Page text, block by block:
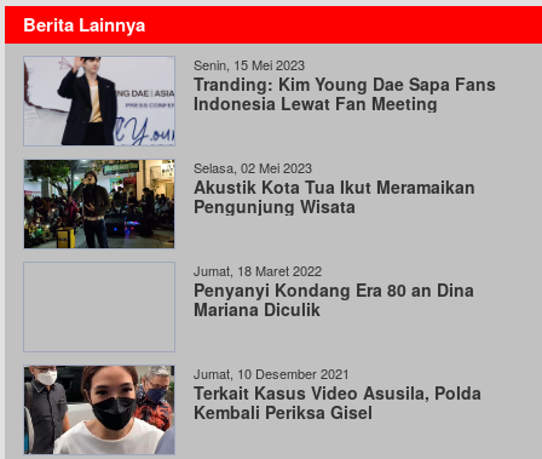
Berita Lainnya
Senin, 15 Mei 2023
Tranding: Kim Young Dae Sapa Fans
Indonesia Lewat Fan Meeting
Selasa, 02 Mei 2023
Akustik Kota Tua Ikut Meramaikan
Pengunjung Wisata
Jumat, 18 Maret 2022
Penyanyi Kondang Era 80 an Dina
Mariana Diculik
Jumat, 10 Desember 2021
Terkait Kasus Video Asusila, Polda
Kembali Periksa Gisel